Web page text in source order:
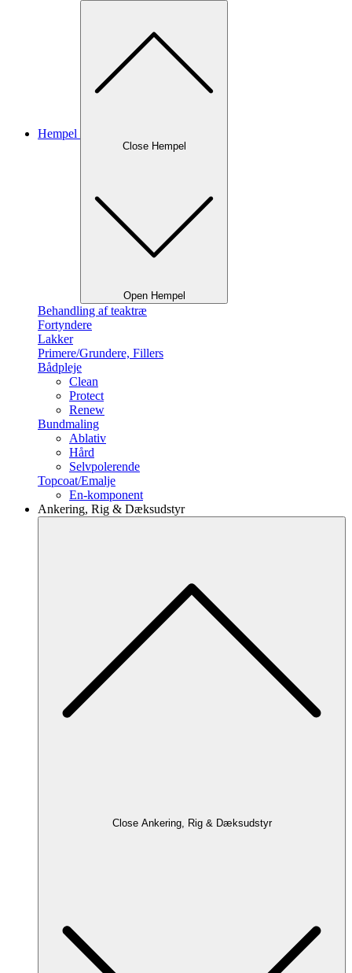
Hempel
Close Hempel
Open Hempel
Behandling af teaktræ
Fortyndere
Lakker
Primere/Grundere, Fillers
Bådpleje
Clean
Protect
Renew
Bundmaling
Ablativ
Hård
Selvpolerende
Topcoat/Emalje
En-komponent
Ankering, Rig & Dæksudstyr
Close Ankering, Rig & Dæksudstyr